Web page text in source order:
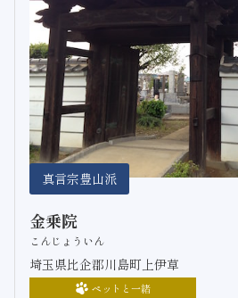
真言宗豊山派
金乗院
こんじょういん
埼玉県比企郡川島町上伊草
ペットと一緒